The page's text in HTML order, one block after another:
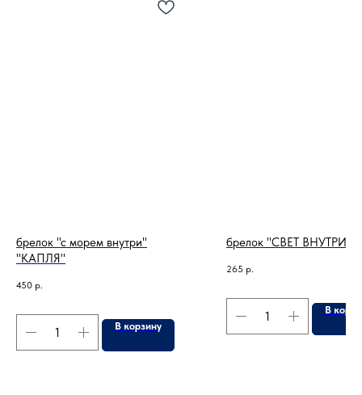
брелок "с морем внутри"
"КАПЛЯ"
450 р.
В корзину
брелок "СВЕТ ВНУТРИ"
265 р.
В